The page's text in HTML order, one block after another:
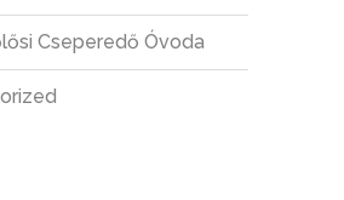
Cseperedő Óvoda